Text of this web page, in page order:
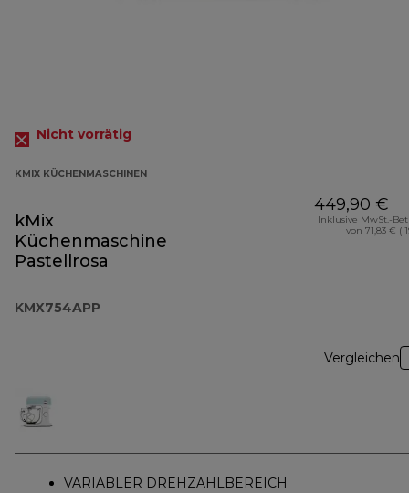
Nicht vorrätig
KMIX KÜCHENMASCHINEN
kMix
Küchenmaschine
Pastellrosa
KMX754APP
449,90 €
Inklusive MwSt.-
von 71,83 € (
Vergleichen
VARIABLER DREHZAHLBEREICH